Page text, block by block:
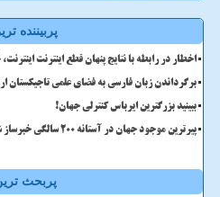
پربیننده
اخطار در رابطه با نتایج پنهان قطع اینترنت
برگرداندن زبان فارسی به فضای علمی تاجیکستان
ببینید بزرگترین ایرباس کنترلی جهان!
پیرترین موجود جهان در آستانه ۲۰۰ سالگی خبرساز شد
پربحث